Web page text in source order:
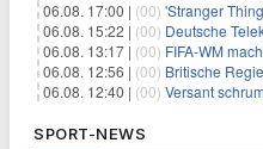
06.08. 17:00 | (00) 'Stranger Things'-Star David
06.08. 15:22 | (00) Deutsche
06.08. 13:17 | (00) FIFA-WM
06.08. 12:56 | (00) Britische
06.08. 12:40 | (00) Versant
SPORT-NEWS